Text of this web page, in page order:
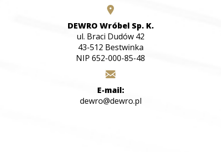
DEWRO Wróbel Sp. K.
ul. Braci Dudów 42
43-512 Bestwinka
NIP 652-000-85-48
E-mail:
dewro@dewro.pl